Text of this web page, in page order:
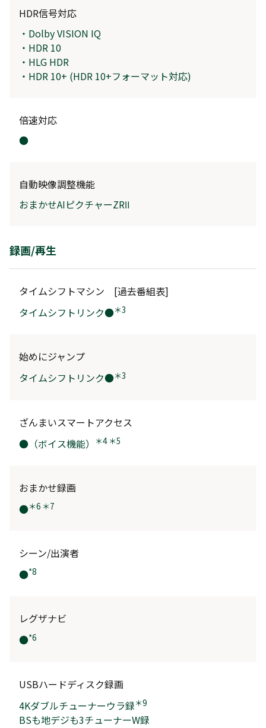
HDR信号対応
・Dolby VISION IQ
・HDR 10
・HLG HDR
・HDR 10+ (HDR 10+フォーマット対応)
倍速対応
●
自動映像調整機能
おまかせAIピクチャーZRⅡ
録画/再生
タイムシフトマシン [過去番組表]
タイムシフトリンク●＊3
始めにジャンプ
タイムシフトリンク●＊3
ざんまいスマートアクセス
●（ボイス機能）
＊4 ＊5
おまかせ録画
●＊6 ＊7
シーン/出演者
●*8
レグザナビ
●*6
USBハードディスク録画
4Kダブルチューナーウラ録＊9
BSも地デジも3チューナーW録